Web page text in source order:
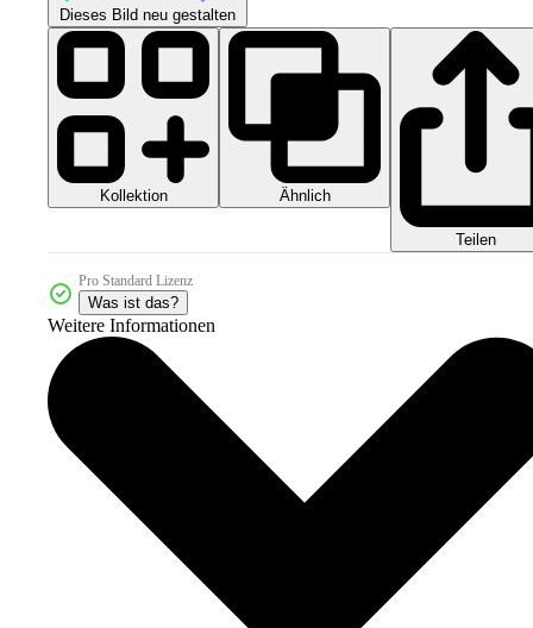
Dieses Bild neu gestalten
Kollektion Ähnlich
Teilen
Pro Standard Lizenz
Was ist das?
Weitere Informationen